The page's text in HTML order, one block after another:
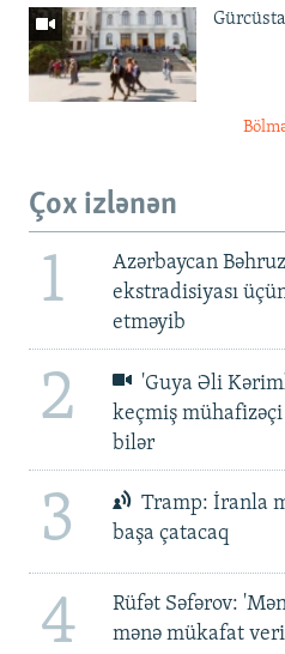
Çox izlənən
1
Azərbaycan
ekstradisiyası
etməyib
2
'Guya Əli
keçmiş
bilər
3
Tramp: İranla
başa çatacaq
4
Rüfət Səfərov:
mənə mükafat